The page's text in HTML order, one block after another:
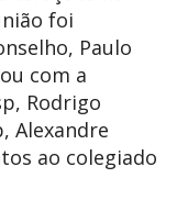
foi
Paulo
com a
Rodrigo
Alexandre
ao colegiado